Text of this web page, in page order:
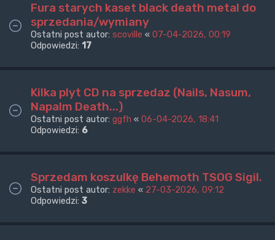
Fura starych kaset black death metal do
sprzedania/wymiany
Ostatni post autor: scoville « 07-04-2026, 00:19
Odpowiedzi: 17
Kilka plyt CD na sprzedaz (Nails, Nasum,
Napalm Death...)
Ostatni post autor: ggfh « 06-04-2026, 18:41
Odpowiedzi: 6
Sprzedam koszulkę Behemoth TSOG Sigil.
Ostatni post autor: zekke « 27-03-2026, 09:12
Odpowiedzi: 3